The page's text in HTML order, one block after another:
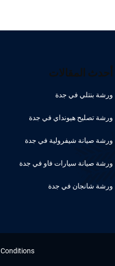
أحدث المقالات
ورشة بنتلي في جدة
ورشة تصليح هيونداي في جدة
ورشة صيانة شيفرولية في جدة
ورشة صيانة سيارات فاو في جدة
ورشة شانجان في جدة